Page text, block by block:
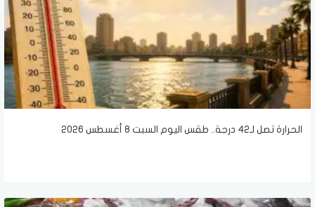
الحرارة تصل لـ42 درجة.. طقس اليوم السبت 8 أغسطس 2026